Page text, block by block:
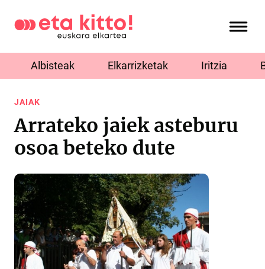
Albisteak Elkarrizketak Iritzia
JAIAK
Arrateko jaiek asteburu
osoa beteko dute